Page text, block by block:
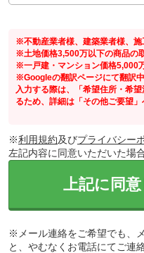
※不動産業者様、建築業者様、施
※土地価格3,500万以下の商品の
※一戸建・マンション価格5,000
※Googleの翻訳ページにて翻訳
入力する際は、「希望住所・希
るため、詳細は「その他ご要望」
※利用規約及びプライバシー
左記内容に同意いただいた場
上記に同
※メール連絡をご希望でも、
と、やむなくお電話にてご連